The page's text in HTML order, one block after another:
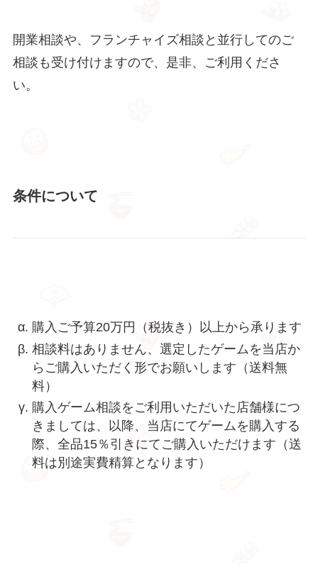
開業相談や、フランチャイズ相談と並行してのご
相談も受け付けますので、是非、ご利用くださ
い。
条件について
購入ご予算20万円（税抜き）以上から承ります
相談料はありません、選定したゲームを当店か
らご購入いただく形でお願いします（送料無
料）
購入ゲーム相談をご利用いただいた店舗様につ
きましては、以降、当店にてゲームを購入する
際、全品15％引きにてご購入いただけます（送
料は別途実費精算となります）